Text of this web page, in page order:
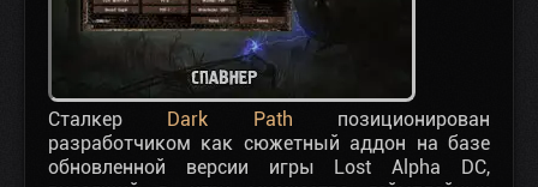
Сталкер Dark Path позиционирован
разработчиком как сюжетный аддон на базе
обновленной версии игры Lost Alpha DC,